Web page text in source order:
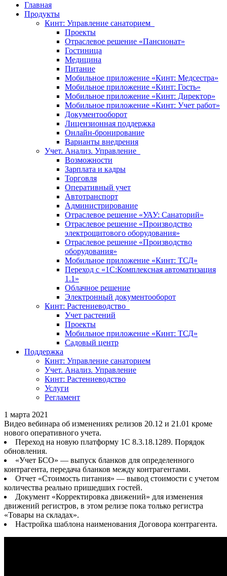
Главная
Продукты
Кинт: Управление санаторием
Проекты
Отраслевое решение «Пансионат»
Гостиница
Медицина
Питание
Мобильное приложение «Кинт: Медсестра»
Мобильное приложение «Кинт: Гость»
Мобильное приложение «Кинт: Директор»
Мобильное приложение «Кинт: Учет работ»
Документооборот
Лицензионная поддержка
Онлайн-бронирование
Варианты внедрения
Учет. Анализ. Управление
Возможности
Зарплата и кадры
Торговля
Оперативный учет
Автотранспорт
Администрирование
Отраслевое решение «УАУ: Санаторий»
Отраслевое решение «Производство
электрощитового оборудования»
Отраслевое решение «Производство
оборудования»
Мобильное приложение «Кинт: ТСД»
Переход с «1С:Комплексная автоматизация
1.1»
Облачное решение
Электронный документооборот
Кинт: Растениеводство
Учет растений
Проекты
Мобильное приложение «Кинт: ТСД»
Садовый центр
Поддержка
Кинт: Управление санаторием
Учет. Анализ. Управление
Кинт: Растениеводство
Услуги
Регламент
1 марта 2021
Видео вебинара об изменениях релизов 20.12 и 21.01 кроме
нового оперативного учета.
Переход на новую платформу 1С 8.3.18.1289. Порядок
обновления.
«Учет БСО» — выпуск бланков для определенного
контрагента, передача бланков между контрагентами.
Отчет «Стоимость питания» — вывод стоимости с учетом
количества реально пришедших гостей.
Документ «Корректировка движений» для изменения
движений регистров, в этом релизе пока только регистра
«Товары на складах».
Настройка шаблона наименования Договора контрагента.